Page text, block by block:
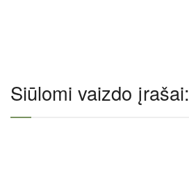
Siūlomi vaizdo įrašai: